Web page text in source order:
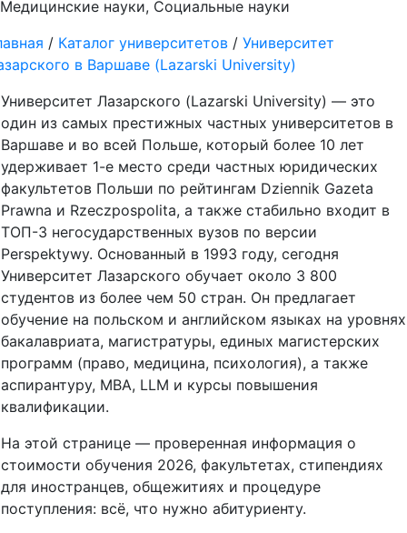
Медицинские науки, Социальные науки
/ Каталог университетов / Университет
в Варшаве (Lazarski University)
Университет Лазарского (Lazarski University) — это
один из самых престижных частных университетов в
Варшаве и во всей Польше, который более 10 лет
удерживает 1-е место среди частных юридических
факультетов Польши по рейтингам Dziennik Gazeta
Prawna и Rzeczpospolita, а также стабильно входит в
ТОП-3 негосударственных вузов по версии
Perspektywy. Основанный в 1993 году, сегодня
Университет Лазарского обучает около 3 800
студентов из более чем 50 стран. Он предлагает
обучение на польском и английском языках на уровнях
бакалавриата, магистратуры, единых магистерских
программ (право, медицина, психология), а также
аспирантуру, MBA, LLM и курсы повышения
квалификации.
На этой странице — проверенная информация о
стоимости обучения 2026, факультетах, стипендиях
для иностранцев, общежитиях и процедуре
поступления: всё, что нужно абитуриенту.